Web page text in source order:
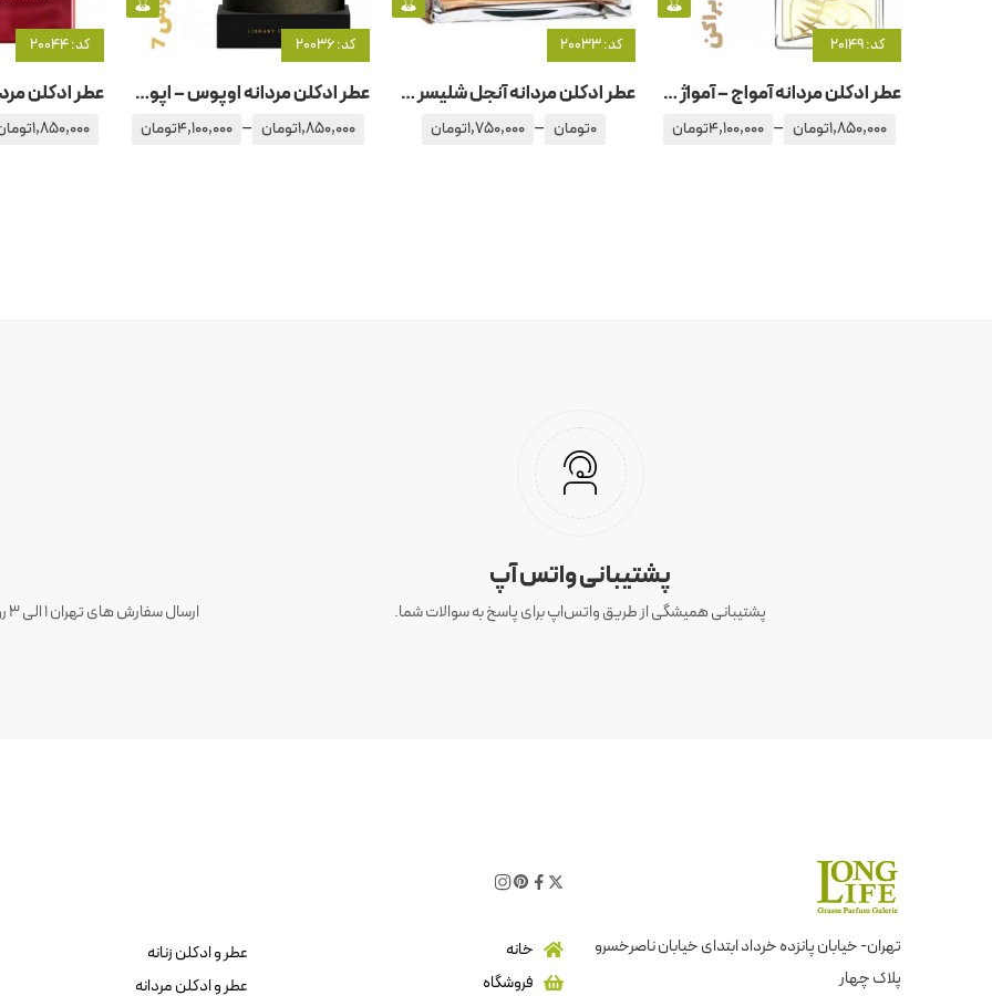
کد: 20149
عطر ادکلن مردانه آمواج – آمواژ براکن
1,850,000تومان –
4,100,000تومان
کد: 20033
عطر ادکلن مردانه آنجل شلیسر هوم اورینتال ادیشن
0تومان –
1,750,000تومان
کد: 20036
عطر ادکلن مردانه اوپوس – اپوس 7 آمواج – آمواژ
1,850,000تومان –
4,100,000تومان
کد: 20044
1,850,000
پشتیبانی واتس آپ
پشتیبانی همیشگی از طریق واتس‌اپ برای پاسخ به سوالات شما.
تهران- خیابان پانزده خرداد ابتدای خیابان ناصرخسرو
پلاک چهار
خانه
فروشگاه
عطر و ادکلن زنانه
عطر و ادکلن مردانه